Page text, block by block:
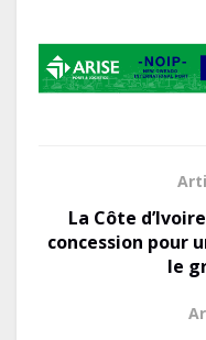
e
b
to
d
ai
l
La Côte
concession pour
le